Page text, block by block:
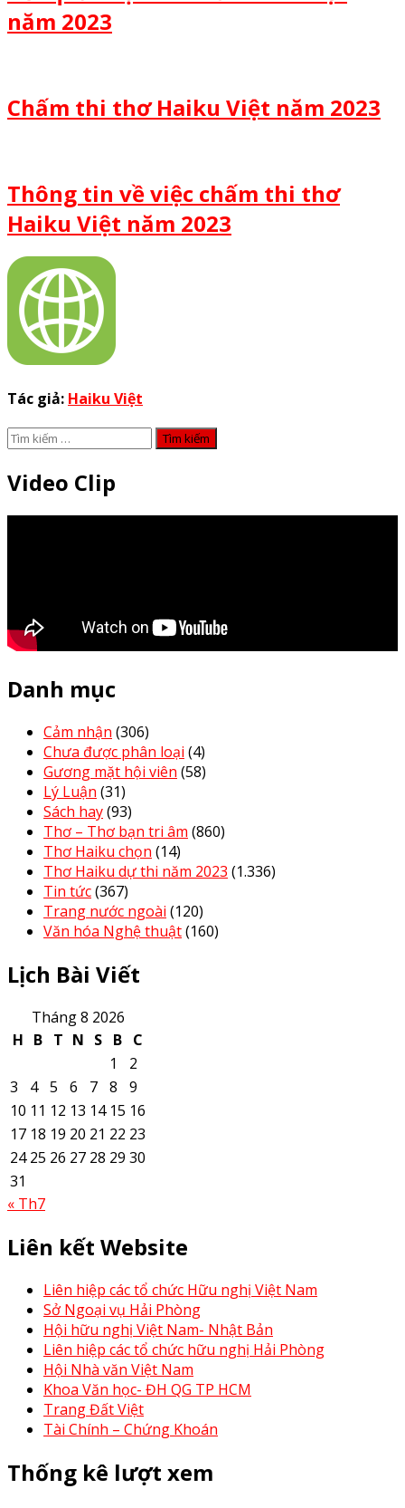
năm 2023
Chấm thi thơ Haiku Việt năm 2023
Thông tin về việc chấm thi thơ
Haiku Việt năm 2023
Tác giả: Haiku Việt
Tìm
cho:
Video Clip
Danh mục
Cảm nhận (306)
Chưa được phân loại (4)
Gương mặt hội viên (58)
Lý Luận (31)
Sách hay(93)
Thơ – Thơ bạn tri âm (860)
Thơ Haiku chọn (14)
Thơ Haiku dự thi năm 2023 (1.336)
Tin tức(367)
Trang nước ngoài (120)
Văn hóa Nghệ thuật(160)
Lịch Bài Viết
Tháng 8 2026
H B T N S B C
1
2
3
4 5 6 7 8
9
10 11 12 13 14 15 16
17 18 19 20 21 22 23
24 25 26 27 28 29 30
31
« Th7
Liên kết Website
Liên hiệp các tổ chức Hữu nghị Việt Nam
Sở Ngoại vụ Hải Phòng
Hội hữu nghị Việt Nam- Nhật Bản
Liên hiệp các tổ chức hữu nghị Hải Phòng
Hội Nhà văn Việt Nam
Khoa Văn học- ĐH QG TP HCM
Trang Đất Việt
Tài Chính – Chứng Khoán
Thống kê lượt xem